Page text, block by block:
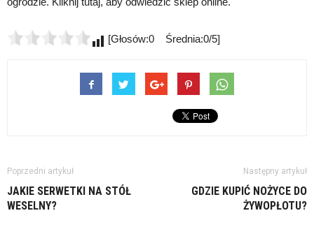
[Głosów:0 Średnia:0/5]
Poprzedni artykuł
JAKIE SERWETKI NA STÓŁ
WESELNY?
Następny artykuł
GDZIE KUPIĆ NOŻYCE DO
ŻYWOPŁOTU?